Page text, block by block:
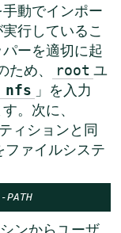
動でインポー
行しているこ
ーを適切に起
め、 root ユ
nfs 」を入力
。次に、
ィションと同
ァイルシステ
PATH
ンからユーザ